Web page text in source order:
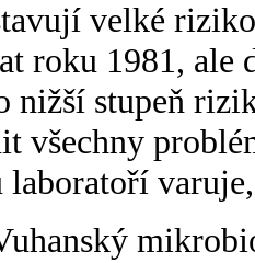
velké
roku 1981,
nižší stupeň
všechny
laboratoří